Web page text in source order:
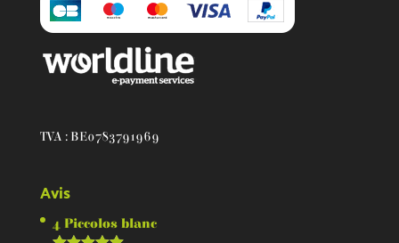
TVA : BE0783791969
Avis
4 Piccolos blanc